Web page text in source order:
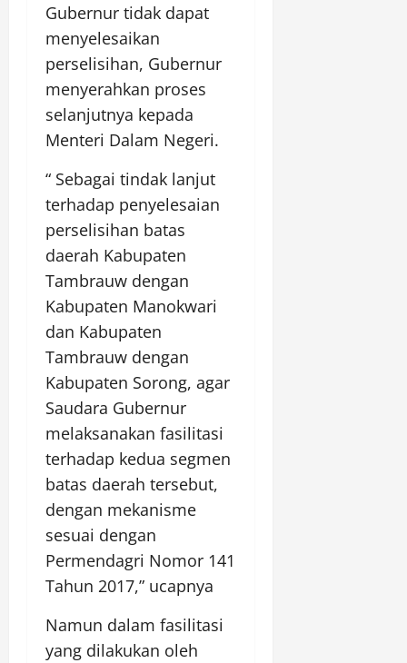
Gubernur tidak dapat
menyelesaikan
perselisihan, Gubernur
menyerahkan proses
selanjutnya kepada
Menteri Dalam Negeri.
“ Sebagai tindak lanjut
terhadap penyelesaian
perselisihan batas
daerah Kabupaten
Tambrauw dengan
Kabupaten Manokwari
dan Kabupaten
Tambrauw dengan
Kabupaten Sorong, agar
Saudara Gubernur
melaksanakan fasilitasi
terhadap kedua segmen
batas daerah tersebut,
dengan mekanisme
sesuai dengan
Permendagri Nomor 141
Tahun 2017,” ucapnya
Namun dalam fasilitasi
yang dilakukan oleh